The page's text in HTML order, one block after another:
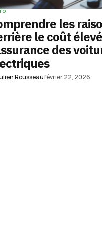
les
le coût
des
Rousseaufévrier 22, 2026